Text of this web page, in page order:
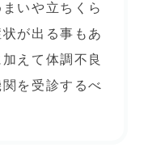
いや立ちくら
が出る事もあ
えて体調不良
を受診するべ